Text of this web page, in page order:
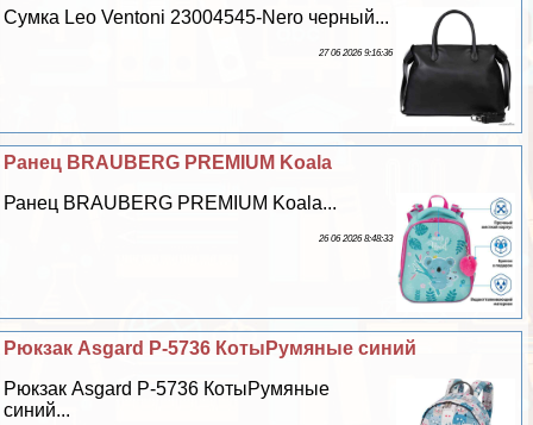
Сумка Leo Ventoni 23004545-Nero черный...
27 06 2026 9:16:36
Ранец BRAUBERG PREMIUM Koala
Ранец BRAUBERG PREMIUM Koala...
26 06 2026 8:48:33
Рюкзак Asgard Р-5736 КотыРумяные синий
Рюкзак Asgard Р-5736 КотыРумяные
синий...